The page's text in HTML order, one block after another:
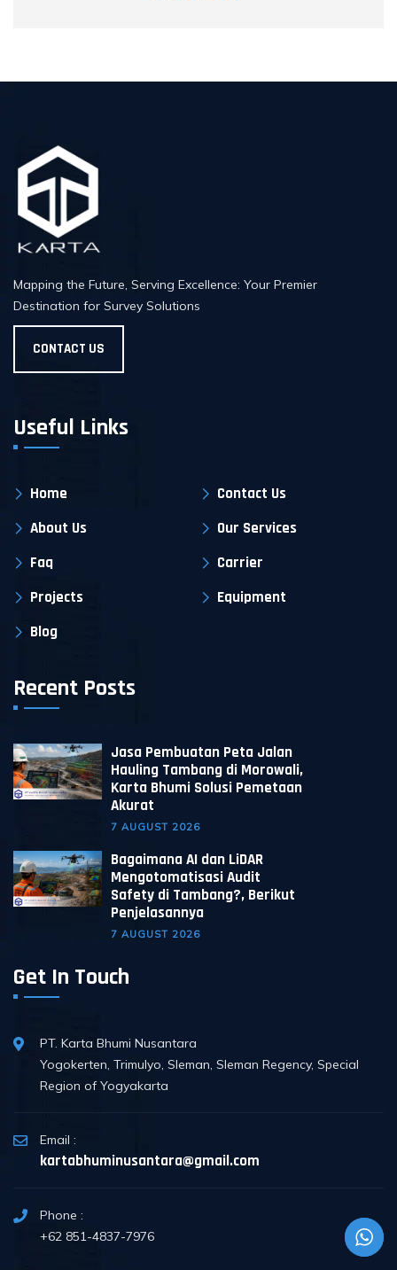
Mapping the Future, Serving Excellence: Your Premier
Destination for Survey Solutions
CONTACT US
Useful Links
Home
Contact Us
About Us
Our Services
Faq
Carrier
Projects
Equipment
Blog
Recent Posts
Jasa Pembuatan Peta Jalan
Hauling Tambang di Morowali,
Karta Bhumi Solusi Pemetaan
Akurat
7 AUGUST 2026
Bagaimana AI dan LiDAR
Mengotomatisasi Audit
Safety di Tambang?, Berikut
Penjelasannya
7 AUGUST 2026
Get In Touch
PT. Karta Bhumi Nusantara
Yogokerten, Trimulyo, Sleman, Sleman Regency, Special
Region of Yogyakarta
Email :
kartabhuminusantara@gmail.com
Phone :
+62 851-4837-7976